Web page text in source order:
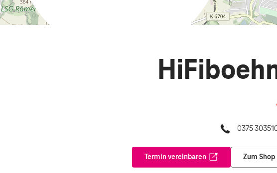
0375
Termin vereinbaren
Öffnet in einem neuen Tab
Zum